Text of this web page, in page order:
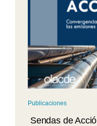
Publicaciones
Sendas de